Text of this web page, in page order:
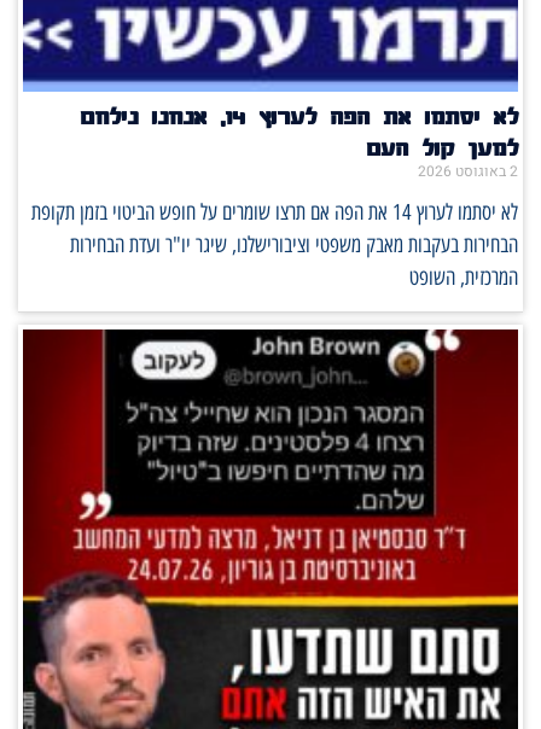
לא יסתמו את הפה לערוץ 14, אנחנו נילחם
למען קול העם
2 באוגוסט 2026
לא יסתמו לערוץ 14 את הפה אם תרצו שומרים על חופש הביטוי בזמן תקופת
הבחירות בעקבות מאבק משפטי וציבורישלנו, שיגר יו"ר ועדת הבחירות
המרכזית, השופט